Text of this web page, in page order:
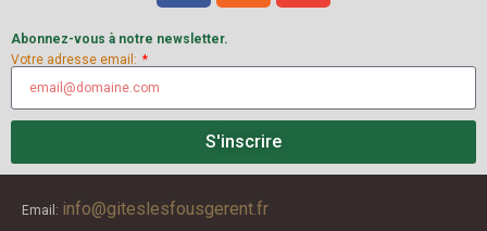
Abonnez-vous à notre newsletter.
Votre adresse email:
S'inscrire
Email: info@giteslesfousgerent.fr